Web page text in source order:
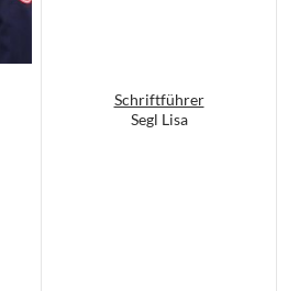
Schriftführer
Segl Lisa